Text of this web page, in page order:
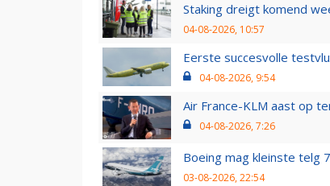
Staking dreigt komend
04-08-2026, 10:57
Eerste succesvolle
04-08-2026, 9:54
Air France-KLM aast op
04-08-2026, 7:26
Boeing mag kleinste telg
03-08-2026, 22:54